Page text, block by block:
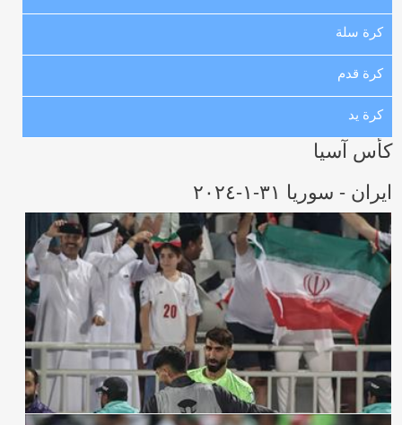
كرة سلة
كرة قدم
كرة يد
كأس آسيا
ايران - سوريا ٣١-١-٢٠٢٤